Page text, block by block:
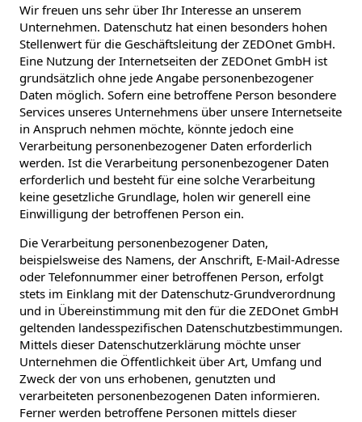
Wir freuen uns sehr über Ihr Interesse an unserem
Unternehmen. Datenschutz hat einen besonders hohen
Stellenwert für die Geschäftsleitung der ZEDOnet GmbH.
Eine Nutzung der Internetseiten der ZEDOnet GmbH ist
grundsätzlich ohne jede Angabe personenbezogener
Daten möglich. Sofern eine betroffene Person besondere
Services unseres Unternehmens über unsere Internetseite
in Anspruch nehmen möchte, könnte jedoch eine
Verarbeitung personenbezogener Daten erforderlich
werden. Ist die Verarbeitung personenbezogener Daten
erforderlich und besteht für eine solche Verarbeitung
keine gesetzliche Grundlage, holen wir generell eine
Einwilligung der betroffenen Person ein.
Die Verarbeitung personenbezogener Daten,
beispielsweise des Namens, der Anschrift, E-Mail-Adresse
oder Telefonnummer einer betroffenen Person, erfolgt
stets im Einklang mit der Datenschutz-Grundverordnung
und in Übereinstimmung mit den für die ZEDOnet GmbH
geltenden landesspezifischen Datenschutzbestimmungen.
Mittels dieser Datenschutzerklärung möchte unser
Unternehmen die Öffentlichkeit über Art, Umfang und
Zweck der von uns erhobenen, genutzten und
verarbeiteten personenbezogenen Daten informieren.
Ferner werden betroffene Personen mittels dieser